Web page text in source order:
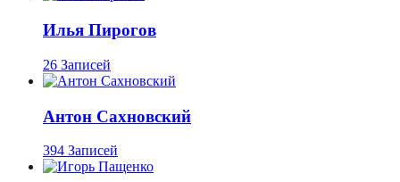
Илья Пирогов
26 Записей
Антон Сахновский
394 Записей